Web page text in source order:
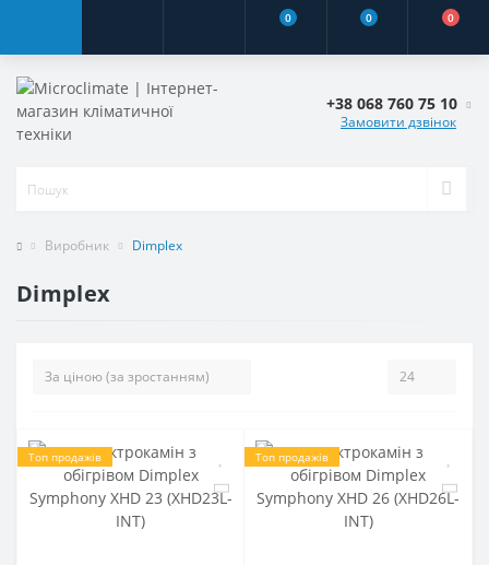
0 0 0
+38 068 760 75 10
Замовити дзвінок
Виробник Dimplex
Dimplex
Топ продажів Топ продажів